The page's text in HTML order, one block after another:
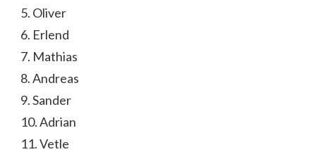
5. Oliver
6. Erlend
7. Mathias
8. Andreas
9. Sander
10. Adrian
11. Vetle